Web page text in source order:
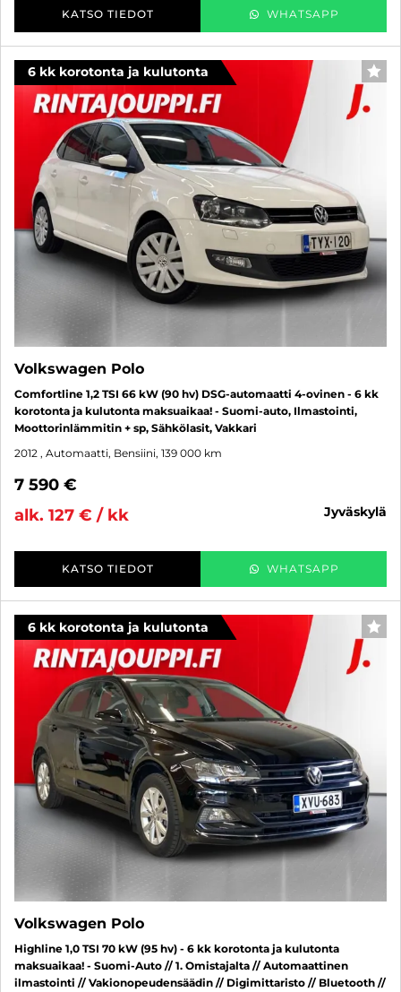
KATSO TIEDOT WHATSAPP
6 kk korotonta ja kulutonta
Volkswagen Polo
Comfortline 1,2 TSI 66 kW (90 hv) DSG-automaatti 4-ovinen - 6 kk
korotonta ja kulutonta maksuaikaa! - Suomi-auto, Ilmastointi,
Moottorinlämmitin + sp, Sähkölasit, Vakkari
2012 , Automaatti, Bensiini, 139 000 km
7 590 €
alk. 127 € / kk
jyväskylä
KATSO TIEDOT WHATSAPP
6 kk korotonta ja kulutonta
Volkswagen Polo
Highline 1,0 TSI 70 kW (95 hv) - 6 kk korotonta ja kulutonta
maksuaikaa! - Suomi-Auto // 1. Omistajalta // Automaattinen
ilmastointi // Vakionopeudensäädin // Digimittaristo // Bluetooth //